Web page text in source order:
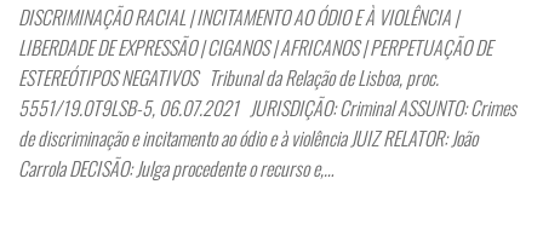
DISCRIMINAÇÃO RACIAL | INCITAMENTO AO ÓDIO E À VIOLÊNCIA |
LIBERDADE DE EXPRESSÃO | CIGANOS | AFRICANOS | PERPETUAÇÃO DE
ESTEREÓTIPOS NEGATIVOS Tribunal da Relação de Lisboa, proc.
5551/19.0T9LSB-5, 06.07.2021 JURISDIÇÃO: Criminal ASSUNTO: Crimes
de discriminação e incitamento ao ódio e à violência JUIZ RELATOR: João
Carrola DECISÃO: Julga procedente o recurso e,…